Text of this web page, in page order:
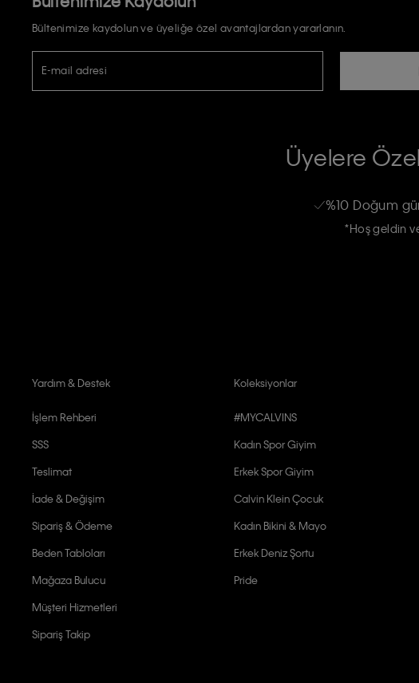
Bültenimize kaydolun ve üyeliğe özel avantajlardan yararlanın.
E-mail adresi
Calvin Klein e-bültenine abone olarak, kişisel verilerimin Calvin Klein tarafına
Üyelere
%10 Doğum
*Hoş geldin
Yardım & Destek
İşlem Rehberi
SSS
Teslimat
İade & Değişim
Sipariş & Ödeme
Beden Tabloları
Mağaza Bulucu
Müşteri Hizmetleri
Sipariş Takip
Koleksiyonlar
#MYCALVINS
Kadın Spor Giyim
Erkek Spor Giyim
Calvin Klein Çocuk
Kadın Bikini & Mayo
Erkek Deniz Şortu
Pride